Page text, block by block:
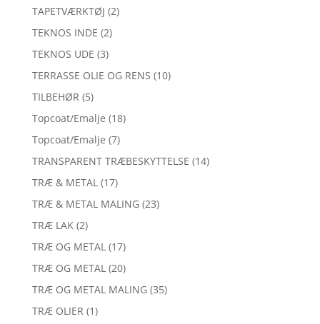
TAPETVÆRKTØJ (2)
TEKNOS INDE (2)
TEKNOS UDE (3)
TERRASSE OLIE OG RENS (10)
TILBEHØR (5)
Topcoat/Emalje (18)
Topcoat/Emalje (7)
TRANSPARENT TRÆBESKYTTELSE (14)
TRÆ & METAL (17)
TRÆ & METAL MALING (23)
TRÆ LAK (2)
TRÆ OG METAL (17)
TRÆ OG METAL (20)
TRÆ OG METAL MALING (35)
TRÆ OLIER (1)